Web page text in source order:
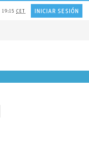
19:15CET INICIAR SESIÓN